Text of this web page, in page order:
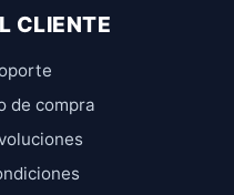
CLIENTE
de compra